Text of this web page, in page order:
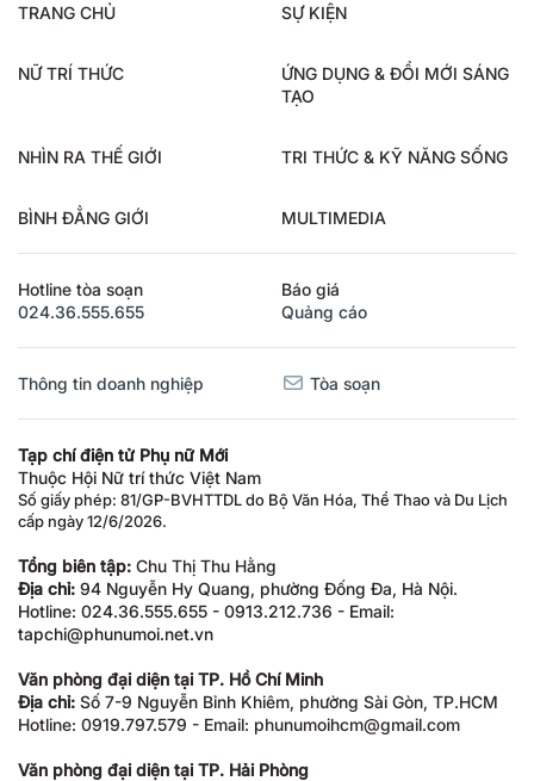
TRANG CHỦ SỰ KIỆN
NỮ TRÍ THỨC
ỨNG DỤNG & ĐỔI MỚI SÁNG
TẠO
NHÌN RA THẾ GIỚI TRI THỨC & KỸ NĂNG SỐNG
BÌNH ĐẲNG GIỚI MULTIMEDIA
Hotline tòa soạn
024.36.555.655
Báo giá
Quảng cáo
Thông tin doanh nghiệp Tòa soạn
Tạp chí điện tử Phụ nữ Mới
Thuộc Hội Nữ trí thức Việt Nam
Số giấy phép: 81/GP-BVHTTDL do Bộ Văn Hóa, Thể Thao và Du Lịch
cấp ngày 12/6/2026.
Tổng biên tập: Chu Thị Thu Hằng
Địa chỉ: 94 Nguyễn Hy Quang, phường Đống Đa, Hà Nội.
Hotline: 024.36.555.655 - 0913.212.736 - Email:
tapchi@phunumoi.net.vn
Văn phòng đại diện tại TP. Hồ Chí Minh
Địa chỉ: Số 7-9 Nguyễn Bỉnh Khiêm, phường Sài Gòn, TP.HCM
Hotline: 0919.797.579 - Email: phunumoihcm@gmail.com
Văn phòng đại diện tại TP. Hải Phòng